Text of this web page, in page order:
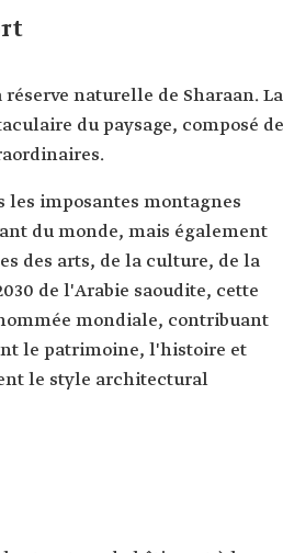
naturelle de Sharaan. La
du paysage, composé de
les imposantes montagnes
du monde, mais également
des arts, de la culture, de la
de l'Arabie saoudite, cette
mondiale, contribuant
le patrimoine, l'histoire et
le style architectural